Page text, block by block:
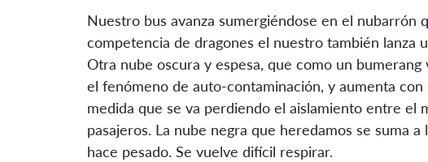
Nuestro bus avanza sumergiéndose en el nubarrón
competencia de dragones el nuestro también lanza
Otra nube oscura y espesa, que como un
el fenómeno de auto-contaminación, y aumenta con
medida que se va perdiendo el aislamiento entre el
pasajeros. La nube negra que heredamos se suma
hace pesado. Se vuelve difícil respirar.